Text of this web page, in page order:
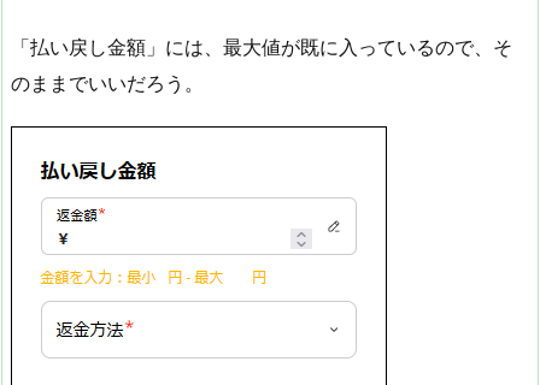
「払い戻し金額」には、最大値が既に入っているので、そ
のままでいいだろう。